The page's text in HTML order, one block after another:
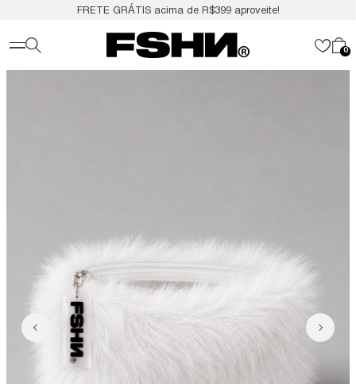
FRETE GRÁTIS acima de R$399 aproveite!
0